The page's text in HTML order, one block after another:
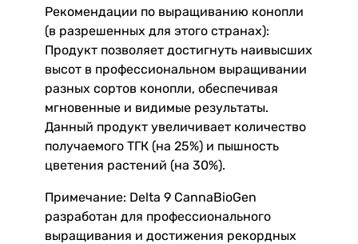
Рекомендации по выращиванию конопли
(в разрешенных для этого странах):
Продукт позволяет достигнуть наивысших
высот в профессиональном выращивании
разных сортов конопли, обеспечивая
мгновенные и видимые результаты.
Данный продукт увеличивает количество
получаемого ТГК (на 25%) и пышность
цветения растений (на 30%).
Примечание: Delta 9 CannaBioGen
разработан для профессионального
выращивания и достижения рекордных